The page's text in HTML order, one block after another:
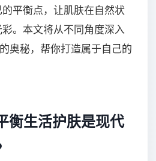
平衡点，让肌肤在自然状
。本文将从不同角度深入
奥秘，帮你打造属于自己的
衡生活护肤是现代